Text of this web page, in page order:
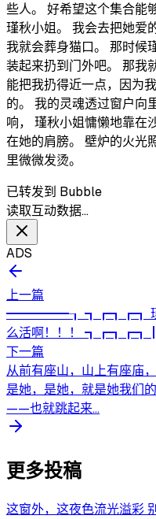
些人。 好希望这个集合能
瑾秋小姐。 我会去把她爱
我就会葬身猫口。 那时候
装起来扔到门外吧。 那我
能把我扔得近一点，因为
的。 我的灵魂透过窗户向
响， 瑾秋小姐慵懒地靠在
在她的肩膀。 壁炉的火光
里微微发烫。
已转发到 Bubble
读取互动数据…
ADS
上一篇
━━━━━┒ ┓┏┓┏┓ 瑾
么活啊！！！
下一篇
从前有座山，山上有座庙
是她，是她，就是她我们
——也就跳起来...
更多投稿
这窗外，这夜色流光溢彩